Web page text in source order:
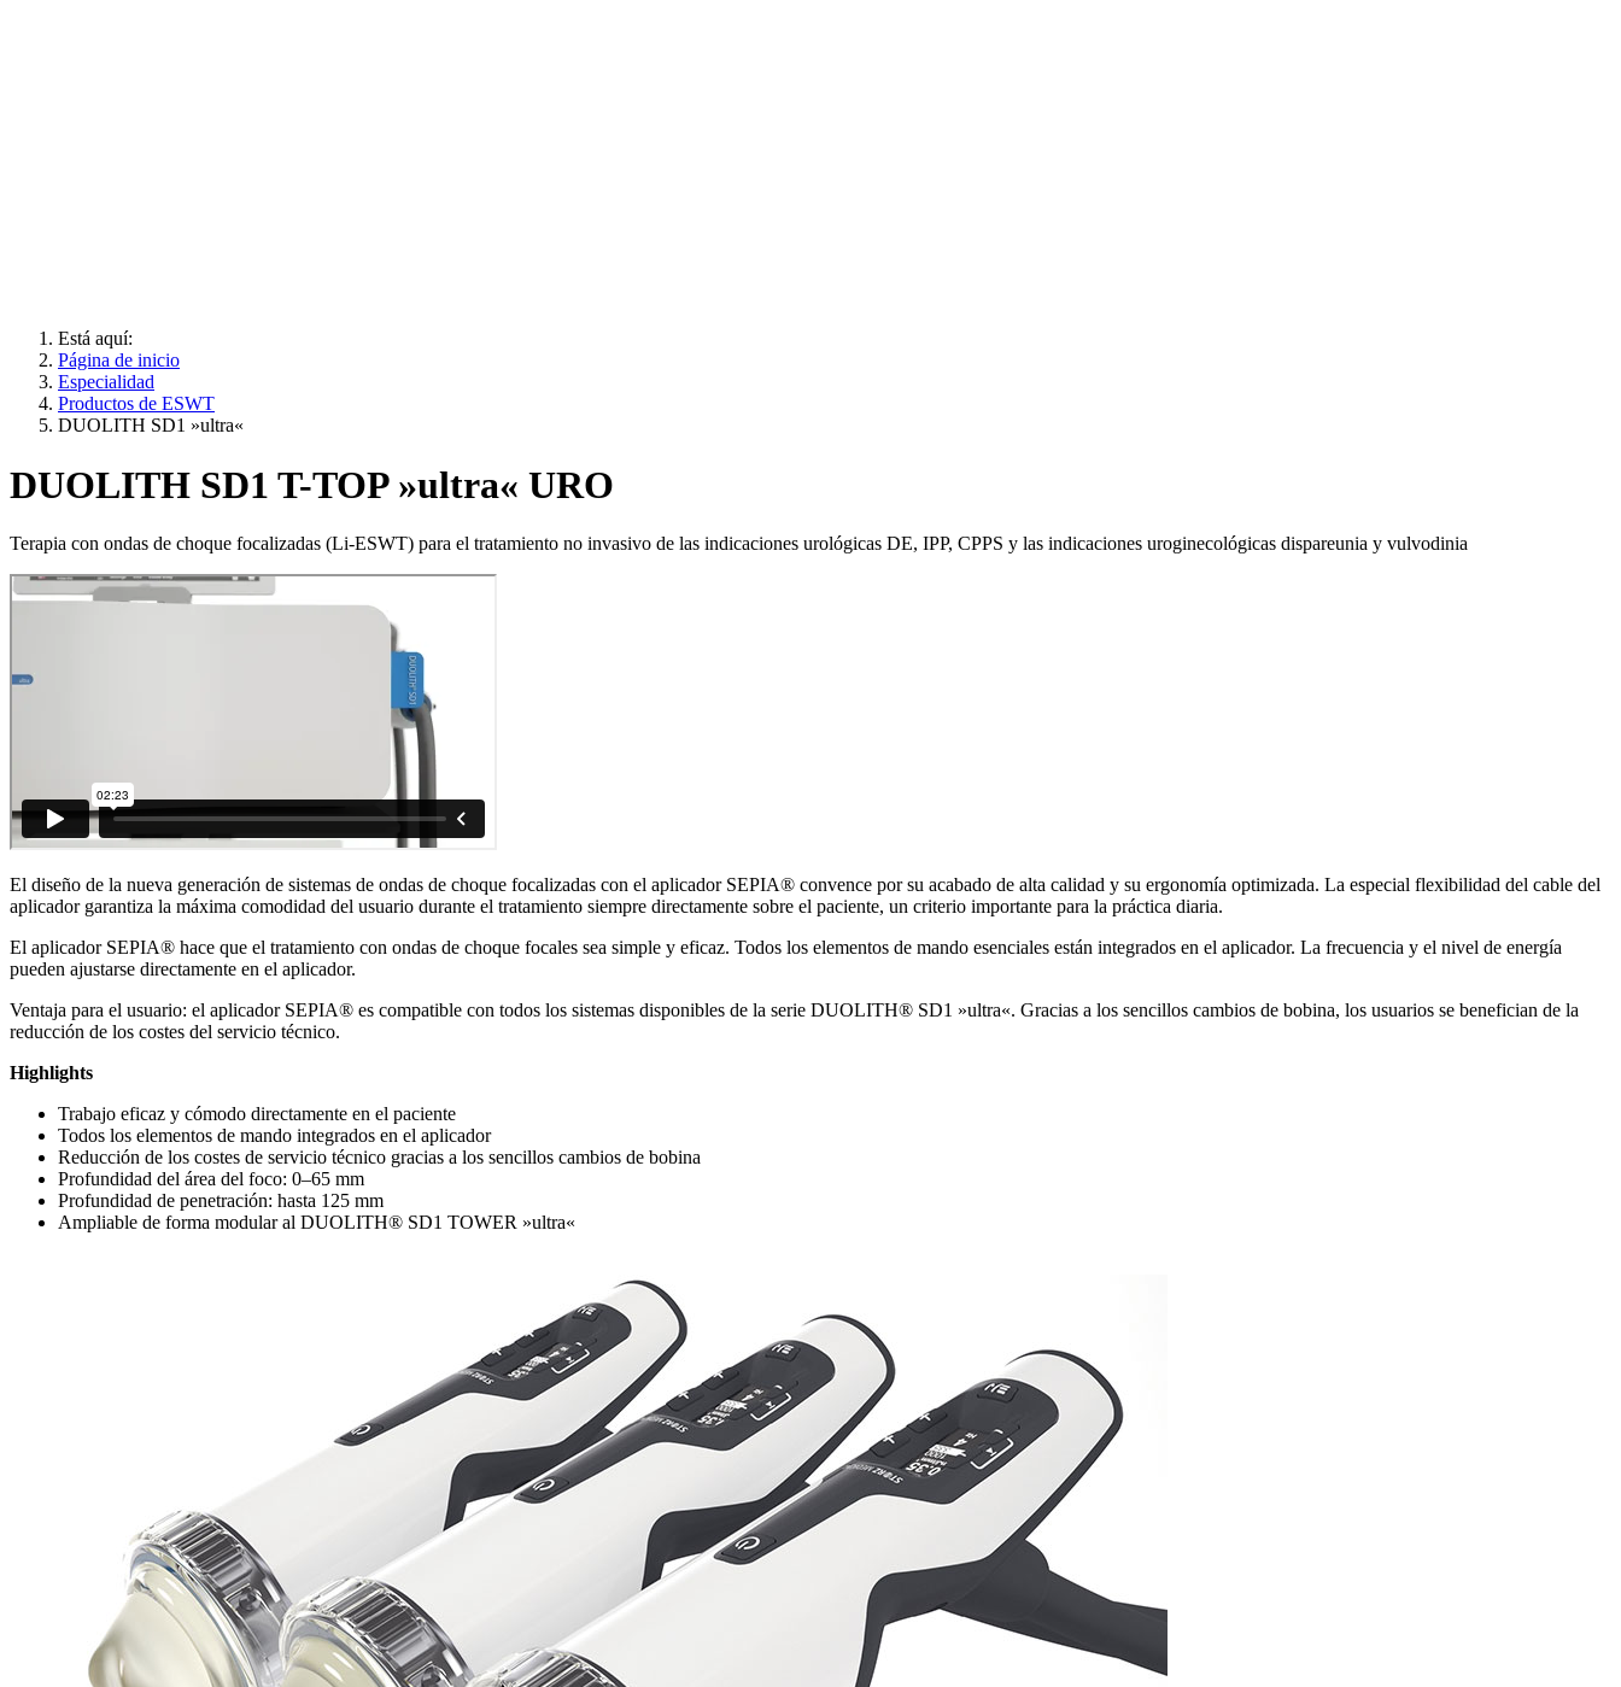
Está aquí:
Página de inicio
Especialidad
Productos de ESWT
DUOLITH SD1 »ultra«
DUOLITH SD1 T-TOP »ultra« URO
Terapia con ondas de choque focalizadas (Li-ESWT) para el tratamiento no invasivo de las indicaciones urológicas DE, IPP, CPPS y las indicaciones uroginecológicas dispareunia y vulvodinia
El diseño de la nueva generación de sistemas de ondas de choque focalizadas con el aplicador SEPIA® convence por su acabado de alta calidad y su ergonomía optimizada. La especial flexibilidad del cable del
aplicador garantiza la máxima comodidad del usuario durante el tratamiento siempre directamente sobre el paciente, un criterio importante para la práctica diaria.
El aplicador SEPIA® hace que el tratamiento con ondas de choque focales sea simple y eficaz. Todos los elementos de mando esenciales están integrados en el aplicador. La frecuencia y el nivel de energía
pueden ajustarse directamente en el aplicador.
Ventaja para el usuario: el aplicador SEPIA® es compatible con todos los sistemas disponibles de la serie DUOLITH® SD1 »ultra«. Gracias a los sencillos cambios de bobina, los usuarios se benefician de la
reducción de los costes del servicio técnico.
Highlights
Trabajo eficaz y cómodo directamente en el paciente
Todos los elementos de mando integrados en el aplicador
Reducción de los costes de servicio técnico gracias a los sencillos cambios de bobina
Profundidad del área del foco: 0–65 mm
Profundidad de penetración: hasta 125 mm
Ampliable de forma modular al DUOLITH® SD1 TOWER »ultra«